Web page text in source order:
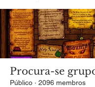
Procura-se
Público · 2096 membros